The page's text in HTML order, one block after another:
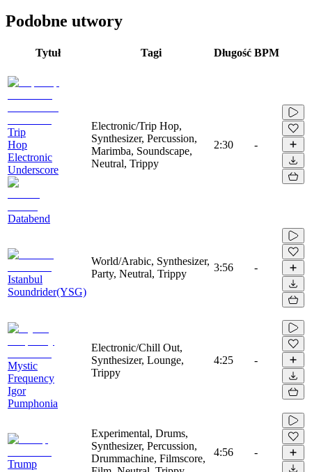
Podobne utwory
Tytuł Tagi Długość BPM
Trip
Hop
Electronic
Underscore
Databend
Electronic/Trip Hop,
Synthesizer, Percussion,
Marimba, Soundscape,
Neutral, Trippy
2:30 -
Istanbul
Soundrider(YSG)
World/Arabic, Synthesizer,
Party, Neutral, Trippy
3:56 -
Mystic
Frequency
Igor
Pumphonia
Electronic/Chill Out,
Synthesizer, Lounge,
Trippy
4:25 -
Trump
Experimental, Drums,
Synthesizer, Percussion,
Drummachine, Filmscore,
4:56 -